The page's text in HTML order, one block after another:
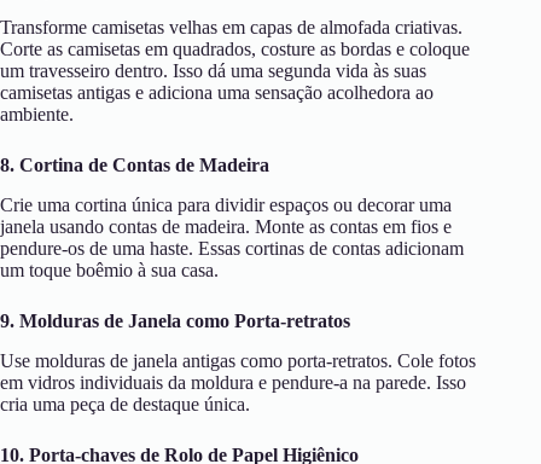
Transforme camisetas velhas em capas de almofada criativas.
Corte as camisetas em quadrados, costure as bordas e coloque
um travesseiro dentro. Isso dá uma segunda vida às suas
camisetas antigas e adiciona uma sensação acolhedora ao
ambiente.
8. Cortina de Contas de Madeira
Crie uma cortina única para dividir espaços ou decorar uma
janela usando contas de madeira. Monte as contas em fios e
pendure-os de uma haste. Essas cortinas de contas adicionam
um toque boêmio à sua casa.
9. Molduras de Janela como Porta-retratos
Use molduras de janela antigas como porta-retratos. Cole fotos
em vidros individuais da moldura e pendure-a na parede. Isso
cria uma peça de destaque única.
10. Porta-chaves de Rolo de Papel Higiênico